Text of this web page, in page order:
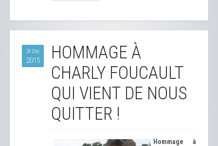
29 Déc
2015
HOMMAGE À
CHARLY FOUCAULT
QUI VIENT DE NOUS
QUITTER !
Hommage à